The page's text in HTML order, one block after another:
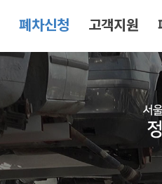
폐차신청 고객지원